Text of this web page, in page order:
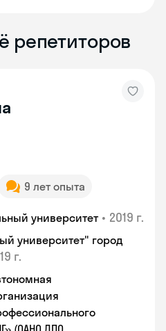
репетиторов
9 лет опыта
университет • 2019 г.
университет" город
г.